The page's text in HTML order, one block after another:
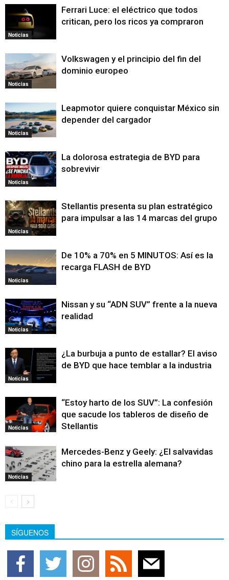
Noticias
Ferrari Luce: el eléctrico que todos
critican, pero los ricos ya compraron
Noticias
Volkswagen y el principio del fin del
dominio europeo
Noticias
Leapmotor quiere conquistar México sin
depender del cargador
Noticias
La dolorosa estrategia de BYD para
sobrevivir
Noticias
Stellantis presenta su plan estratégico
para impulsar a las 14 marcas del grupo
Noticias
De 10% a 70% en 5 MINUTOS: Así es la
recarga FLASH de BYD
Noticias
Nissan y su “ADN SUV” frente a la nueva
realidad
Noticias
¿La burbuja a punto de estallar? El aviso
de BYD que hace temblar a la industria
Noticias
“Estoy harto de los SUV”: La confesión
que sacude los tableros de diseño de
Stellantis
Noticias
Mercedes-Benz y Geely: ¿El salvavidas
chino para la estrella alemana?
SÍGUENOS